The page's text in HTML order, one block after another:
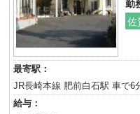
勤
佐
最寄駅：
JR長崎本線 肥前白石駅 車で6
給与：